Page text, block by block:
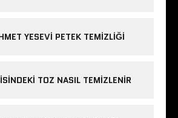
YESEVI PETEK TEMIZLIĞI
TOZ NASIL TEMIZLENIR